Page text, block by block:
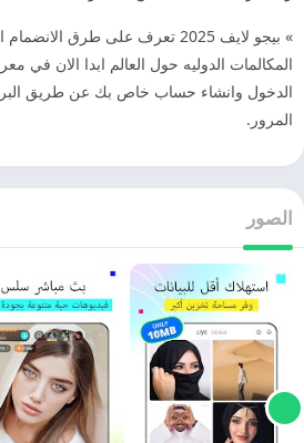
» بيجو لايف 2025 تعرف على طرق
المكالمات الدوليه حول العالم ابدا الان في
الدخول وانشاء حساب خاص بك عن طريق
المرور.
الصور